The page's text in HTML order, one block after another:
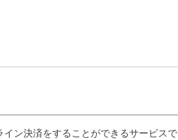
ン決済をすることができるサービスで